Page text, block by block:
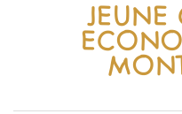
JEUNE